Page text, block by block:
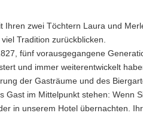
Ihren zwei Töchtern Laura und
Tradition zurückblicken.
fünf vorausgegangene
und immer weiterentwickelt
der Gasträume und des
Gast im Mittelpunkt stehen: Wenn
in unserem Hotel übernachten.